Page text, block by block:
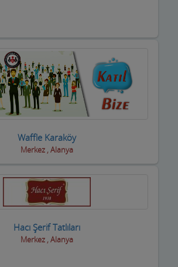
Waffle Karaköy
Merkez , Alanya
Hacı Şerif Tatlıları
Merkez , Alanya